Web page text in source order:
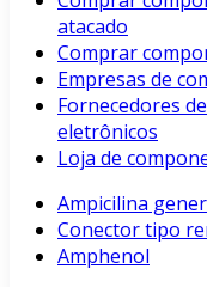
atacado
Comprar
Empresas de
Fornecedores
eletrônicos
Loja de
Ampicilina
Conector tipo
Amphenol